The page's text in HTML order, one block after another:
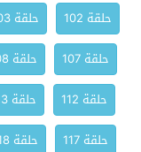
حلقة 102
حلقة 103
حلقة 107
حلقة 108
حلقة 112
حلقة 113
حلقة 117
حلقة 118